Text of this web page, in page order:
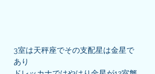
3室は天秤座でその支配星は金星で
あり